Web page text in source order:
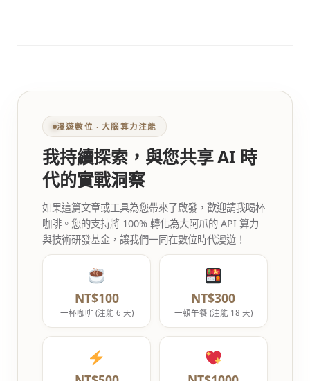
漫遊數位 ‧ 大腦算力注能
我持續探索，與您共享 AI 時
代的實戰洞察
如果這篇文章或工具為您帶來了啟發，歡迎請我喝杯
咖啡。您的支持將 100% 轉化為大阿爪的 API 算力
與技術研發基金，讓我們一同在數位時代漫遊！
NT$100
一杯咖啡 (注能 6 天)
NT$300
一頓午餐 (注能 18 天)